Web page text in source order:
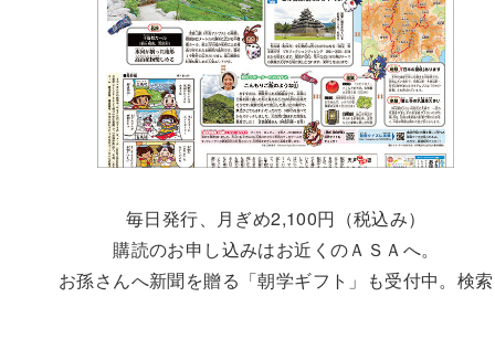
毎日発行、月ぎめ2,100円（税込み）
購読のお申し込みはお近くのＡＳＡへ。
お孫さんへ新聞を贈る「朝学ギフト」も受付中。検索